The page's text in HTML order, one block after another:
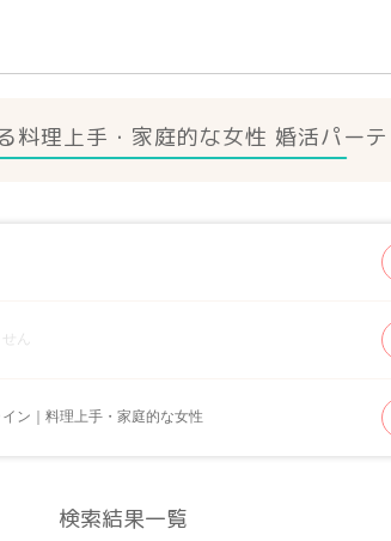
料理上手・家庭的な女性 婚活パー
ん
イン｜料理上手・家庭的な女性
検索結果一覧